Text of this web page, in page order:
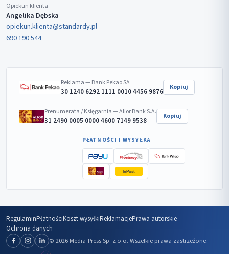
Opiekun klienta
Angelika Dębska
opiekun.klienta@standardy.pl
690 190 544
Reklama — Bank Pekao SA
30 1240 6292 1111 0010 4456 9876 Kopiuj
Prenumerata / Księgarnia — Alior Bank S.A.
31 2490 0005 0000 4600 7149 9538 Kopiuj
PŁATNOŚCI I WYSYŁKA
InPost
RegulaminPłatnościKoszt wysyłkiReklamacjePrawa autorskie
Ochrona danych
© 2026 Media-Press Sp. z o.o. Wszelkie prawa zastrzeżone.